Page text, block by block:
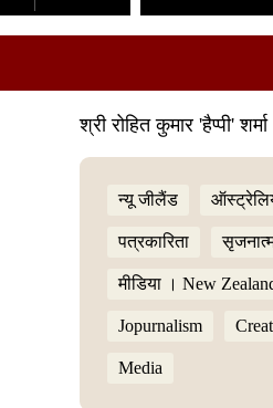
श्री रोहित कुमार 'हैप्पी' शर्मा
न्यू जीलैंड
पत्रकारिता
मीडिया । New
Jopurnalism
Media